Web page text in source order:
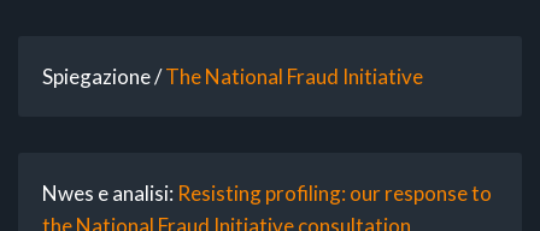
Spiegazione /The National Fraud Initiative
Nwes e analisi: Resisting profiling: our response to
the National Fraud Initiative consultation